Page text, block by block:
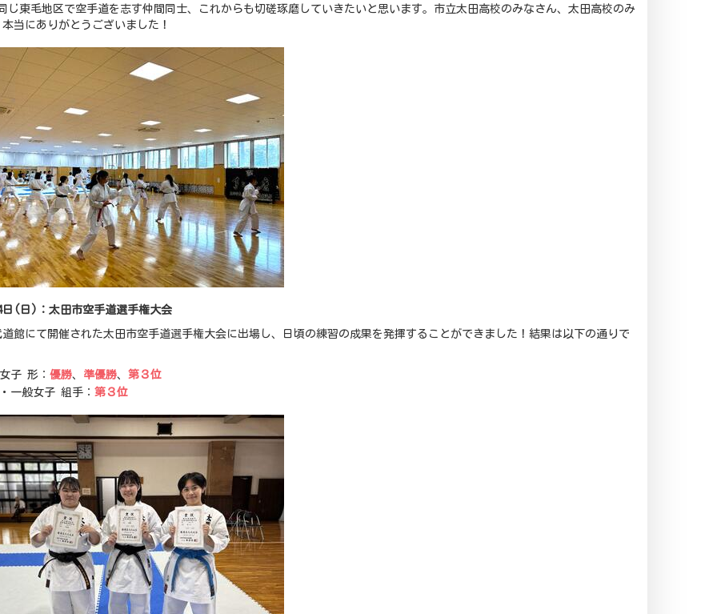
じ東毛地区で空手道を志す仲間同士、これからも切磋琢磨していきたいと思います。市立太田高校のみなさん、太田高校のみ
当にありがとうございました！
(日)：太田市空手道選手権大会
館にて開催された太田市空手道選手権大会に出場し、日頃の練習の成果を発揮することができました！結果は以下の通りで
子 形： 優勝、 準優勝、 第３位
一般女子 組手： 第３位